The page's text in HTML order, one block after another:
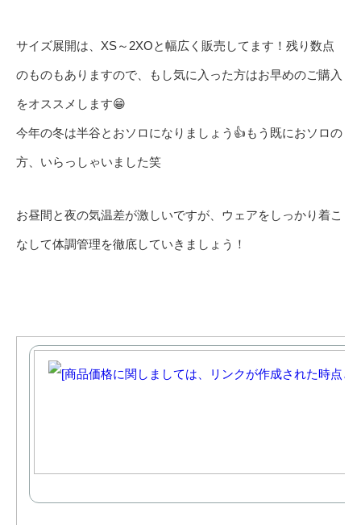
サイズ展開は、XS～2XOと幅広く販売してます！残り数点
のものもありますので、もし気に入った方はお早めのご購入
をオススメします😁
今年の冬は半谷とおソロになりましょう👍もう既におソロの
方、いらっしゃいました笑
お昼間と夜の気温差が激しいですが、ウェアをしっかり着こ
なして体調管理を徹底していきましょう！